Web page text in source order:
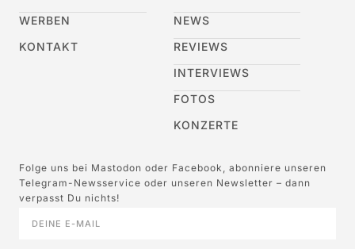
WERBEN
KONTAKT
NEWS
REVIEWS
INTERVIEWS
FOTOS
KONZERTE
Folge uns bei Mastodon oder Facebook, abonniere unseren
Telegram-Newsservice oder unseren Newsletter – dann
verpasst Du nichts!